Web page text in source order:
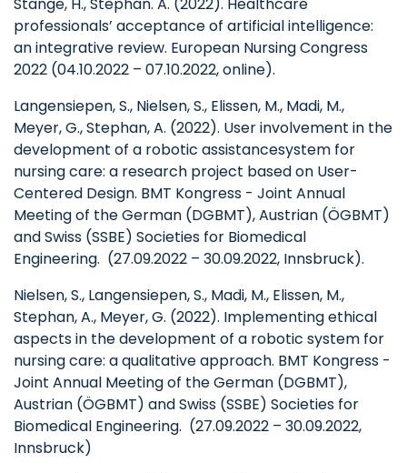
professionals’ acceptance of artificial intelligence:
an integrative review. European Nursing Congress
2022 (04.10.2022 – 07.10.2022, online).
Langensiepen, S., Nielsen, S., Elissen, M., Madi, M.,
Meyer, G., Stephan, A. (2022). User involvement in the
development of a robotic assistancesystem for
nursing care: a research project based on User-
Centered Design. BMT Kongress - Joint Annual
Meeting of the German (DGBMT), Austrian (ÖGBMT)
and Swiss (SSBE) Societies for Biomedical
Engineering. (27.09.2022 – 30.09.2022, Innsbruck).
Nielsen, S., Langensiepen, S., Madi, M., Elissen, M.,
Stephan, A., Meyer, G. (2022). Implementing ethical
aspects in the development of a robotic system for
nursing care: a qualitative approach. BMT Kongress -
Joint Annual Meeting of the German (DGBMT),
Austrian (ÖGBMT) and Swiss (SSBE) Societies for
Biomedical Engineering. (27.09.2022 – 30.09.2022,
Innsbruck)